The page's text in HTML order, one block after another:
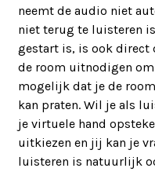
neemt de audio niet
niet terug te luisteren
gestart is, is ook direct
de room uitnodigen
mogelijk dat je de
kan praten. Wil je als
je virtuele hand
uitkiezen en jij kan je
luisteren is natuurlijk